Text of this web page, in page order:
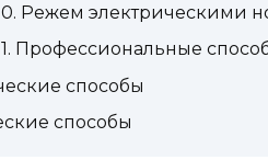
Режем электрическими
Профессиональные
способы
способы